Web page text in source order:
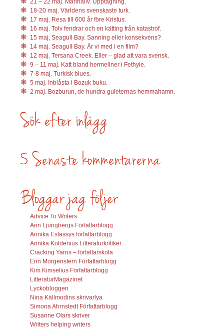
18-20 maj. Världens svenskaste turk.
17 maj. Resa till 600 år före Kristus.
16 maj. Tolv fendrar och en kätting från katastrof.
15 maj, Seagull Bay. Sanning eller konsekvens?
14 maj. Seagull Bay. Är vi med i en film?
12 maj. Tersana Creek. Eller – glad att vara svensk.
9 – 11 maj. Katt bland hermeliner i Fethyie.
7-8 maj. Turkisk blues.
5 maj. Inblåsta i Bozuk buku.
2 maj. Bozburun, de hundra guleternas hemmahamn.
Advice To Writers
Ann Ljungbergs Författarblogg
Annika Estassys författarblogg
Annika Koldenius Litteraturkritiker
Cracking Yarns – författarskola
Erin Morgenstern Författarblogg
Kim Kimselius Författarblogg
LitteraturMagazinet
Lyckobloggen
Nina Källmodins skrivarlya
Simona Ahrnstedt Författarblogg
Susanne Olars skriver
Writers helping writers